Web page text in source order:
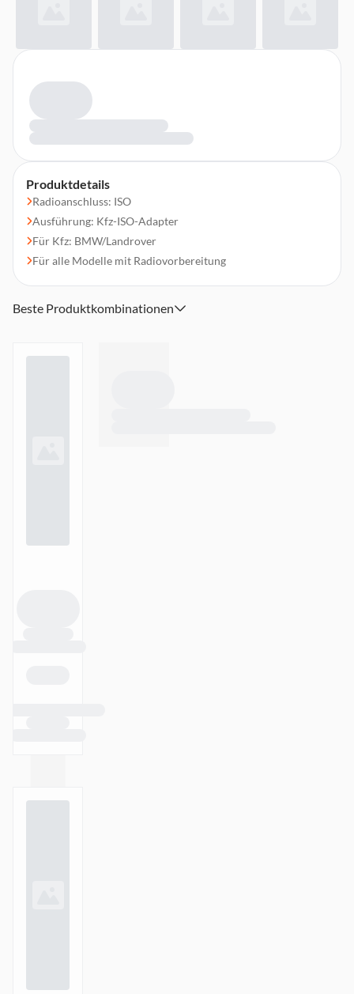
Produktdetails
Radioanschluss: ISO
Ausführung: Kfz-ISO-Adapter
Für Kfz: BMW/Landrover
Für alle Modelle mit Radiovorbereitung
Beste Produktkombinationen